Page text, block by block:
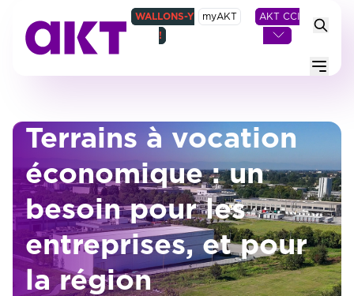
WALLONS-Y
!
myAKT AKT CCI
Menu
Terrains à vocation
économique : un
besoin pour les
entreprises, et pour
la région